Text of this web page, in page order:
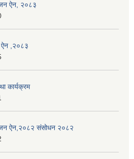
ऐन, २०८३
ऐन ,२०८३
कार्यक्रम
ऐन,२०८२ संसोधन २०८२